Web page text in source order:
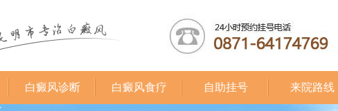
白癜风诊断 白癜风食疗 自助挂号 来院路线